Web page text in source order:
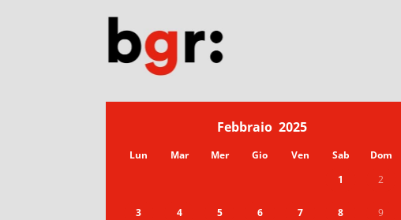
Febbraio 2025
Lun Mar Mer Gio Ven Sab
Dom
1
2
3 4 5 6 7 8 9